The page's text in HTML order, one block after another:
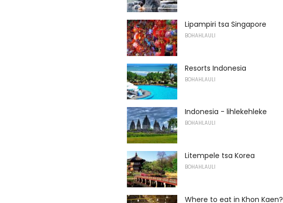
Lipampiri tsa Singapore
BOHAHLAULI
Resorts Indonesia
BOHAHLAULI
Indonesia - lihlekehleke
BOHAHLAULI
Litempele tsa Korea
BOHAHLAULI
Where to eat in Khon Kaen?